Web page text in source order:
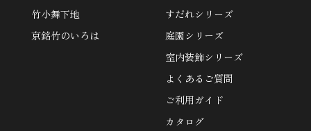
竹小舞下地
京銘竹のいろは
すだれシリーズ
庭園シリーズ
室内装飾シリーズ
よくあるご質問
ご利用ガイド
カタログ